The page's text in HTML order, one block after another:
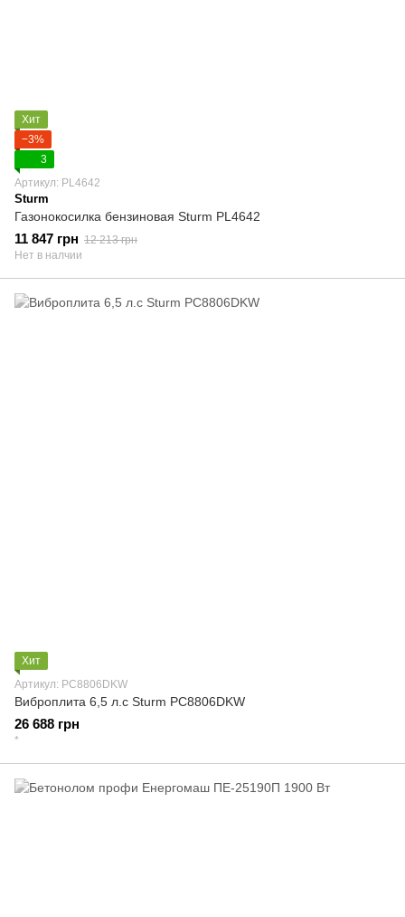
Хит
−3%
3
Артикул: PL4642
Sturm
Газонокосилка бензиновая Sturm PL4642
11 847 грн 12 213 грн
Нет в налчии
Хит
Артикул: PC8806DKW
Виброплита 6,5 л.с Sturm PC8806DKW
26 688 грн
*